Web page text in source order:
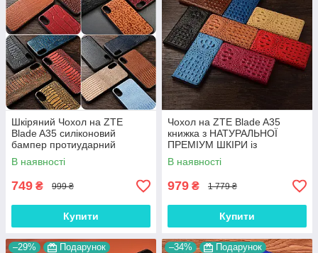
Шкіряний Чохол на ZTE
Blade A35 силіконовий
бампер протиударний
накладка (вкажіть модель)
"GENUINE"
В наявності
749 ₴ 999 ₴
Купити
Чохол на ZTE Blade A35
книжка з НАТУРАЛЬНОЇ
ПРЕМІУМ ШКІРИ із
підставкою протиударний
магнітний 3D "CROCOHEAD"
В наявності
979 ₴ 1 779 ₴
Купити
–29% Подарунок –34% Подарунок